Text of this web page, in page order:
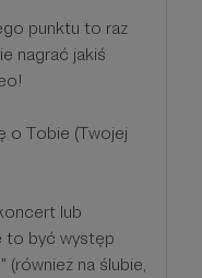
punktu to raz
nagrać jakiś
o Tobie (Twojej
lub
to być występ
na ślubie,